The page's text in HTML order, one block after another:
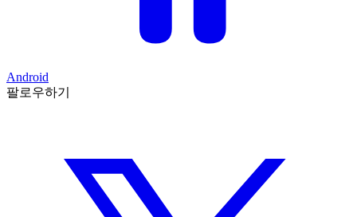
Android
팔로우하기